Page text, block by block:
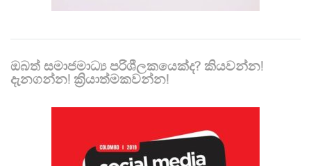
ඔබත් සමාජමාධ්‍ය පරිශීලකයෙක්ද? කියවන්න!
දැනගන්න! ක්‍රියාත්මකවන්න!